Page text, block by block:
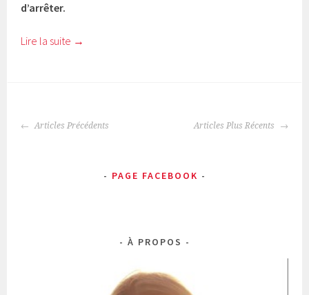
d’arrêter.
Lire la suite →
NAVIGATION
Articles Précédents Articles Plus Récents
PAGE FACEBOOK
À PROPOS